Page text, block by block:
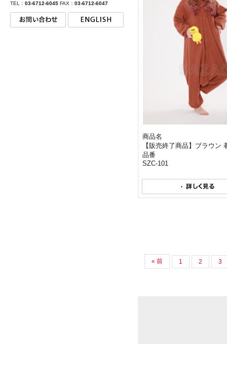
商品名
【販売終了商品】ブラウン
品番
SZC-101
« 前 1 2 3
TEL： 03-6712-6045 FAX： 03-6712-6047